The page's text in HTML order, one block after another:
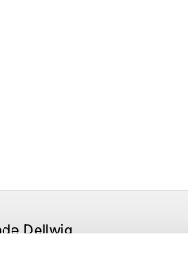
Dellwig